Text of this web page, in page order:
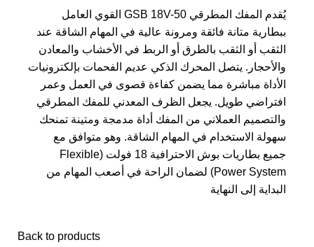
يُقدم المفك المطرقي GSB 18V-50 القوي العامل
ببطارية متانة فائقة ومرونة عالية في المهام الشاقة عند
الثقب أو الثقب بالطرق أو الربط في الأخشاب والمعادن
والأحجار. يتصل المحرك الذكي عديم الفحمات بإلكترونيات
الأداة مباشرة مما يضمن كفاءة قصوى في العمل وعمر
افتراضي طويل. يجعل الظرف المعدني للمفك المطرقي
والتصميم العملاني من المفك أداة مدمجة ومتينة تمنحك
سهولة الاستخدام في المهام الشاقة. وهو متوافق مع
جميع بطاريات بوش الاحترافية 18 فولت (Flexible
Power System) لضمان الراحة في أصعب المهام من
البداية إلى النهاية
Back to products